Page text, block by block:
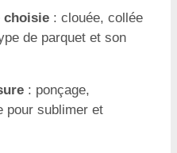
choisie : clouée, collée
de parquet et son
: ponçage,
pour sublimer et